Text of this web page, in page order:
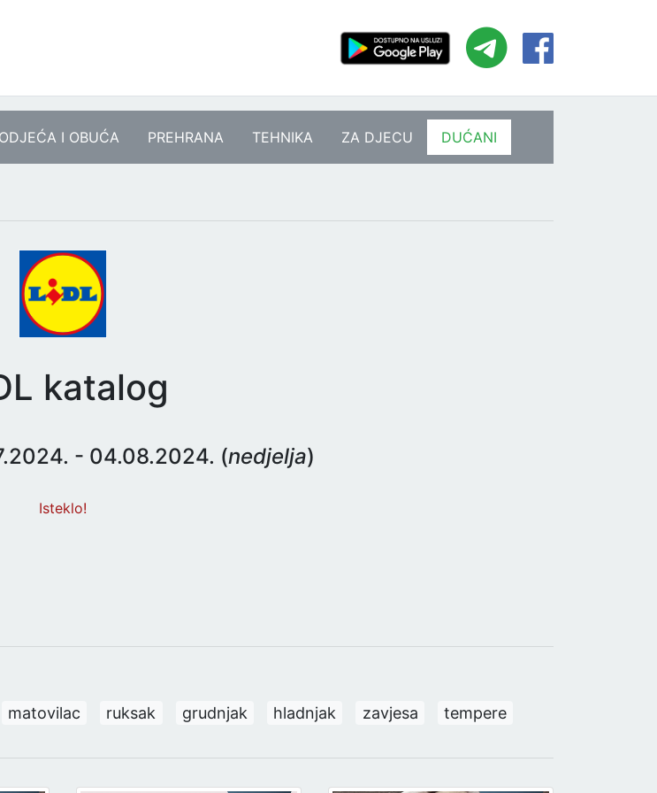
ODJEĆA I OBUĆA PREHRANA TEHNIKA ZA DJECU DUĆANI
katalog
- 04.08.2024. (nedjelja)
Isteklo!
matovilac ruksak grudnjak hladnjak zavjesa tempere